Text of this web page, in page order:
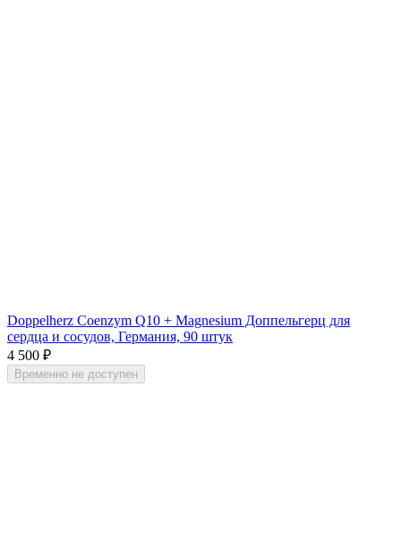
Doppelherz Coenzym Q10 + Magnesium Доппельгерц для
сердца и сосудов, Германия, 90 штук
4 500 ₽
Временно не доступен